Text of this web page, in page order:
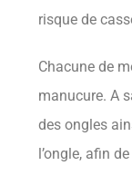
risque de
Chacune de
manucure. A
des ongles
l’ongle, afin